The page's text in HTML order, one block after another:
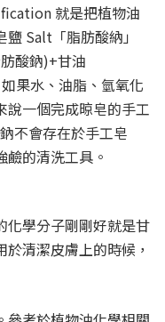
就是把植物油
Salt「脂肪酸納」
酸鈉)+甘油
果水、油脂、氫氧化
說一個完成晾皂的手工
不會存在於手工皂
的清洗工具。
化學分子剛剛好就是甘
清潔皮膚上的時候，